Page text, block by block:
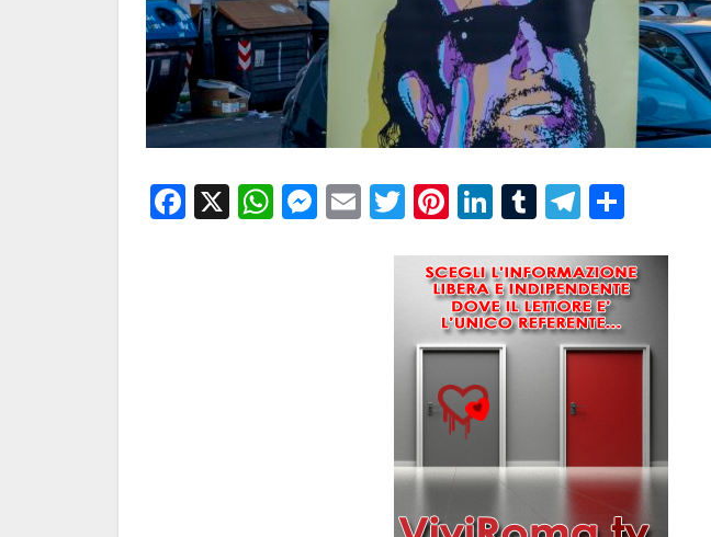
Facebook
X WhatsApp
Messenger
EmailTwitter
Pinterest
LinkedIn
TumblrTelegram